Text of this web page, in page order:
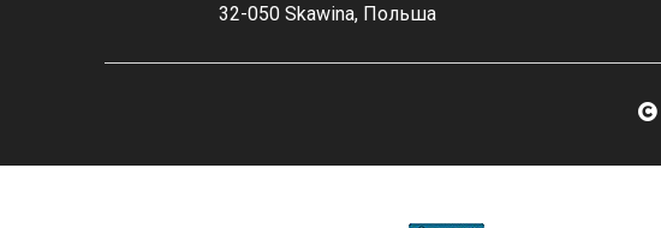
32-050 Skawina, Польша